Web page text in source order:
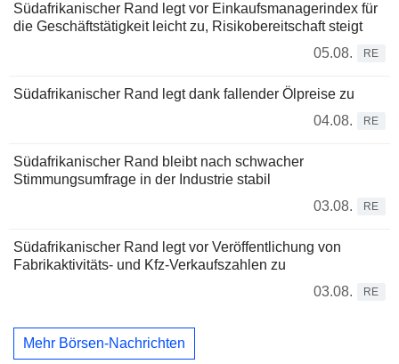
Südafrikanischer Rand legt vor Einkaufsmanagerindex für
die Geschäftstätigkeit leicht zu, Risikobereitschaft steigt
05.08.
RE
Südafrikanischer Rand legt dank fallender Ölpreise zu
04.08.
RE
Südafrikanischer Rand bleibt nach schwacher
Stimmungsumfrage in der Industrie stabil
03.08.
RE
Südafrikanischer Rand legt vor Veröffentlichung von
Fabrikaktivitäts- und Kfz-Verkaufszahlen zu
03.08.
RE
Mehr Börsen-Nachrichten